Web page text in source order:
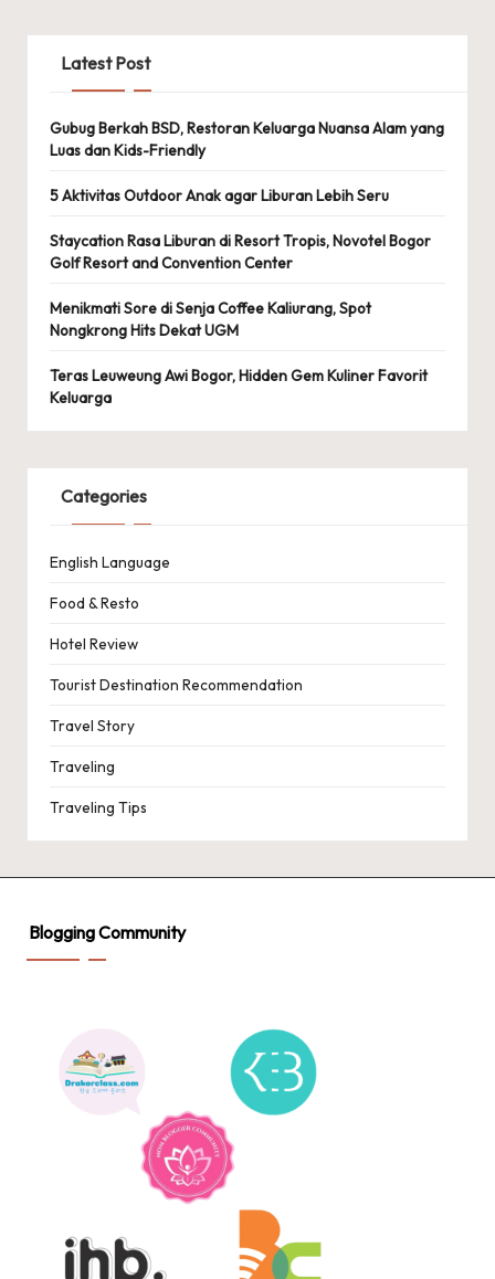
Latest Post
Gubug Berkah BSD, Restoran Keluarga Nuansa Alam yang
Luas dan Kids-Friendly
5 Aktivitas Outdoor Anak agar Liburan Lebih Seru
Staycation Rasa Liburan di Resort Tropis, Novotel Bogor
Golf Resort and Convention Center
Menikmati Sore di Senja Coffee Kaliurang, Spot
Nongkrong Hits Dekat UGM
Teras Leuweung Awi Bogor, Hidden Gem Kuliner Favorit
Keluarga
Categories
English Language
Food & Resto
Hotel Review
Tourist Destination Recommendation
Travel Story
Traveling
Traveling Tips
Blogging Community